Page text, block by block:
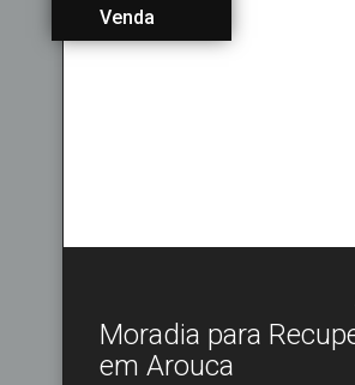
Venda
Moradia para
em Arouca